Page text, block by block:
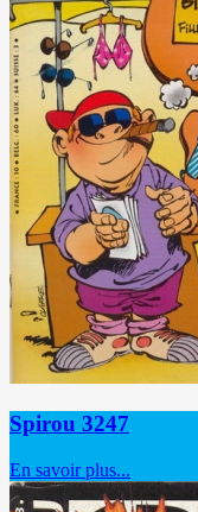
Spirou 3247
En savoir plus...